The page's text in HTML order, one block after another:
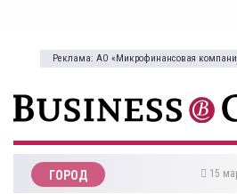
Реклама: АО «Микрофинансовая
ГОРОД 15